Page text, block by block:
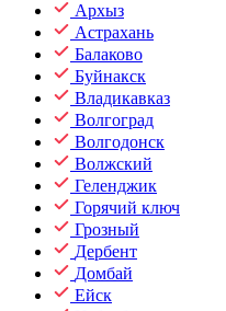
Архыз
Астрахань
Балаково
Буйнакск
Владикавказ
Волгоград
Волгодонск
Волжский
Геленджик
Горячий ключ
Грозный
Дербент
Домбай
Ейск